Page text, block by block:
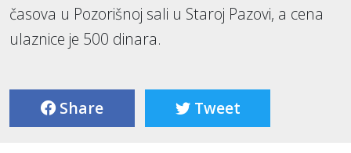
časova u Pozorišnoj sali u Staroj Pazovi, a cena
ulaznice je 500 dinara.
Share Tweet